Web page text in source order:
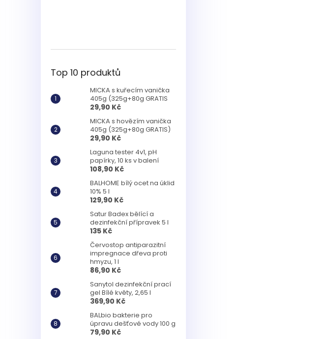
Top 10 produktů
MICKA s kuřecím vanička
405g (325g+80g GRATIS
29,90 Kč
MICKA s hovězím vanička
405g (325g+80g GRATIS)
29,90 Kč
Laguna tester 4v1, pH
papírky, 10 ks v balení
108,90 Kč
BALHOME bílý ocet na úklid
10% 5 l
129,90 Kč
Satur Badex bělící a
dezinfekční přípravek 5 l
135 Kč
Červostop antiparazitní
impregnace dřeva proti
hmyzu, 1 l
86,90 Kč
Sanytol dezinfekční prací
gel Bílé květy, 2,65 l
369,90 Kč
BALbio bakterie pro
úpravu dešťové vody 100 g
79,90 Kč